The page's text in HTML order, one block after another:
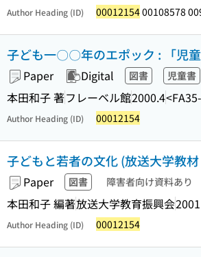
Author Heading (ID) 0001215400108578
子ども一〇〇年のエポック : 「児
Paper Digital 図書 児童書
本田和子 著フレーベル館2000.4
Author Heading (ID) 00012154
子どもと若者の文化 (放送大学教
Paper 図書 障害者向け資料あり
本田和子 編著放送大学教育振興会
Author Heading (ID) 00012154